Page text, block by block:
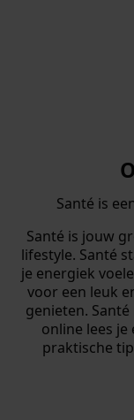
Santé is
Santé is jouw
lifestyle. Santé
je energiek
voor een leuk
genieten.
online lees je
praktische